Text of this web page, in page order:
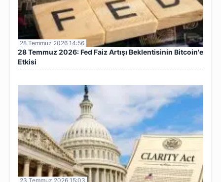
28 Temmuz 2026 14:56
28 Temmuz 2026: Fed Faiz Artışı Beklentisinin Bitcoin'e
Etkisi
23 Temmuz 2026 15:03